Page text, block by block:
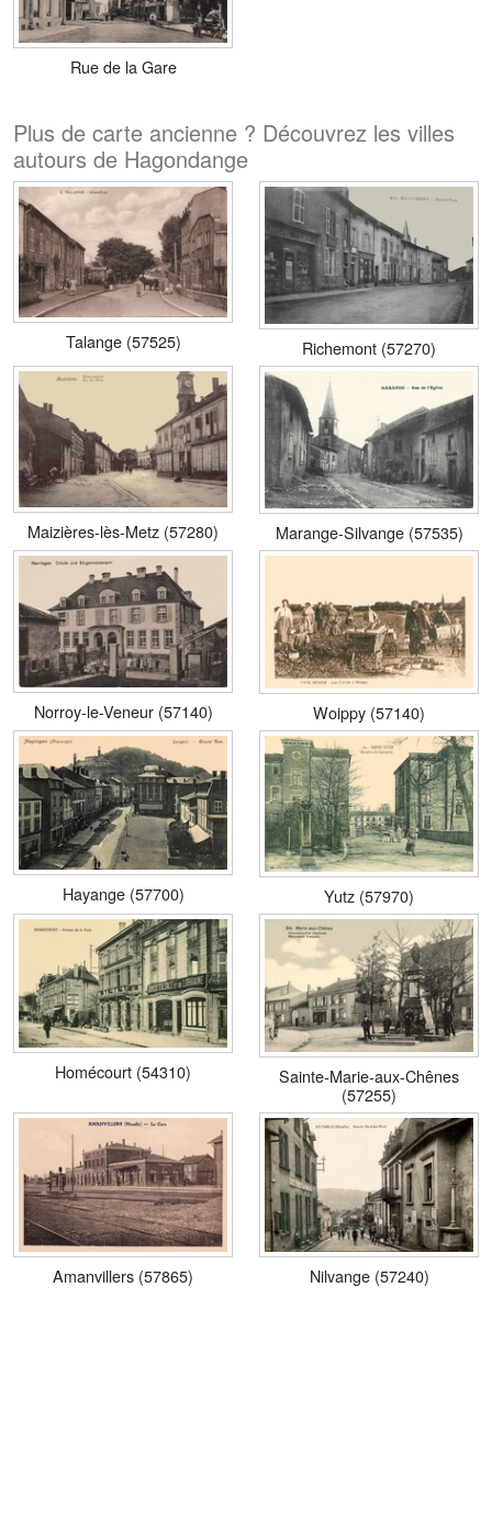
Rue de la Gare
Plus de carte ancienne ? Découvrez les villes
autours de Hagondange
Talange (57525) Richemont (57270)
Maizières-lès-Metz (57280) Marange-Silvange (57535)
Norroy-le-Veneur (57140) Woippy (57140)
Hayange (57700) Yutz (57970)
Homécourt (54310)
Sainte-Marie-aux-Chênes
(57255)
Amanvillers (57865) Nilvange (57240)